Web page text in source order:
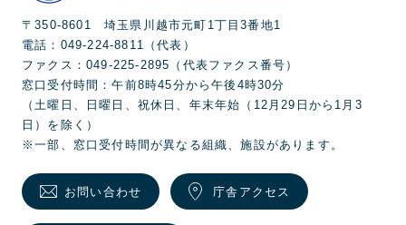
〒350-8601 埼玉県川越市元町1丁目3番地1
電話：049-224-8811（代表）
ファクス：049-225-2895（代表ファクス番号）
窓口受付時間：午前8時45分から午後4時30分
（土曜日、日曜日、祝休日、年末年始（12月29日から1月3
日）を除く）
※一部、窓口受付時間が異なる組織、施設があります。
お問い合わせ 庁舎アクセス